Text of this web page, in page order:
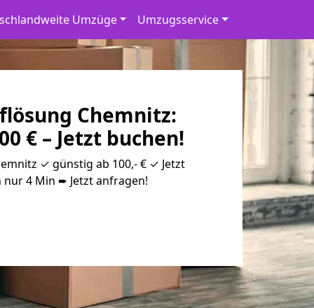
Umzüge Umzugsservice
Chemnitz:
€ – Jetzt buchen!
✓ günstig ab 100,- € ✓ Jetzt
4 Min ➨ Jetzt anfragen!